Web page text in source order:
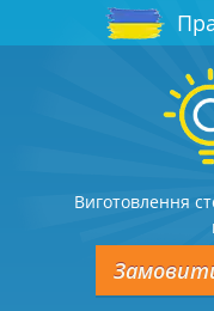
Виготовлення